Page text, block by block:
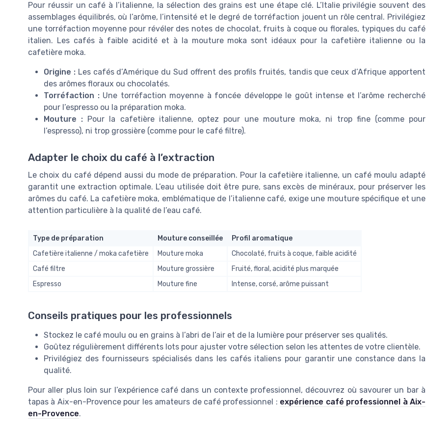
Pour réussir un café à l’italienne, la sélection des grains est une étape clé. L’Italie privilégie souvent des
assemblages équilibrés, où l’arôme, l’intensité et le degré de torréfaction jouent un rôle central. Privilégiez
une torréfaction moyenne pour révéler des notes de chocolat, fruits à coque ou florales, typiques du café
italien. Les cafés à faible acidité et à la mouture moka sont idéaux pour la cafetière italienne ou la
cafetière moka.
Origine :Les cafés d’Amérique du Sud offrent des profils fruités, tandis que ceux d’Afrique apportent
des arômes floraux ou chocolatés.
Torréfaction :Une torréfaction moyenne à foncée développe le goût intense et l’arôme recherché
pour l’espresso ou la préparation moka.
Mouture : Pour la cafetière italienne, optez pour une mouture moka, ni trop fine (comme pour
l’espresso), ni trop grossière (comme pour le café filtre).
Adapter le choix du café à l’extraction
Le choix du café dépend aussi du mode de préparation. Pour la cafetière italienne, un café moulu adapté
garantit une extraction optimale. L’eau utilisée doit être pure, sans excès de minéraux, pour préserver les
arômes du café. La cafetière moka, emblématique de l’italienne café, exige une mouture spécifique et une
attention particulière à la qualité de l’eau café.
Type de préparation Mouture conseillée
Profil aromatique
Cafetière italienne / moka cafetière
Mouture moka
Chocolaté, fruits à coque, faible acidité
Café filtre
Mouture grossière
Fruité, floral, acidité plus marquée
Espresso
Mouture fine Intense, corsé, arôme puissant
Conseils pratiques pour les professionnels
Stockez le café moulu ou en grains à l’abri de l’air et de la lumière pour préserver ses qualités.
Goûtez régulièrement différents lots pour ajuster votre sélection selon les attentes de votre clientèle.
Privilégiez des fournisseurs spécialisés dans les cafés italiens pour garantir une constance dans la
qualité.
Pour aller plus loin sur l’expérience café dans un contexte professionnel, découvrez où savourer un bar à
tapas à Aix-en-Provence pour les amateurs de café professionnel : expérience café professionnel à Aix-
en-Provence.